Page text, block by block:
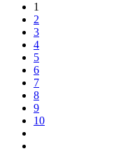
1
2
3
4
5
6
7
8
9
10